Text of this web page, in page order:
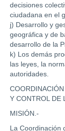
decisiones
ciudadana en el
j) Desarrollo y
geográfica y de
desarrollo de la
k) Los demás
las leyes, la
autoridades.
Y CONTROL DE
MISIÓN.-
La Coordinación